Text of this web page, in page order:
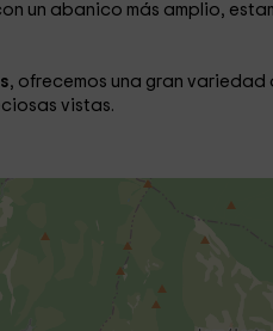
un abanico más amplio,
, ofrecemos una gran variedad
vistas.